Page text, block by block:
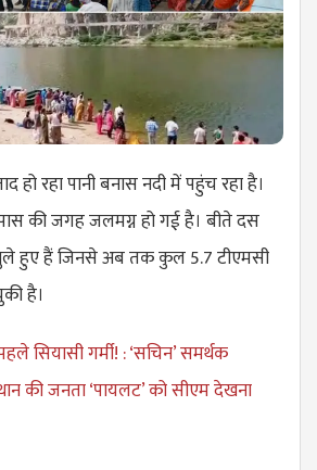
रहा पानी बनास नदी में पहुंच रहा है।
की जगह जलमग्न हो गई है। बीते दस
हुए हैं जिनसे अब तक कुल 5.7 टीएमसी
है।
सियासी गर्मी! : ‘सचिन’ समर्थक
की जनता ‘पायलट’ को सीएम देखना